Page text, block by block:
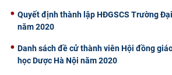
Quyết định thành lập HĐGSCS Trường
năm 2020
Danh sách đề cử thành viên Hội đồng
học Dược Hà Nội năm 2020